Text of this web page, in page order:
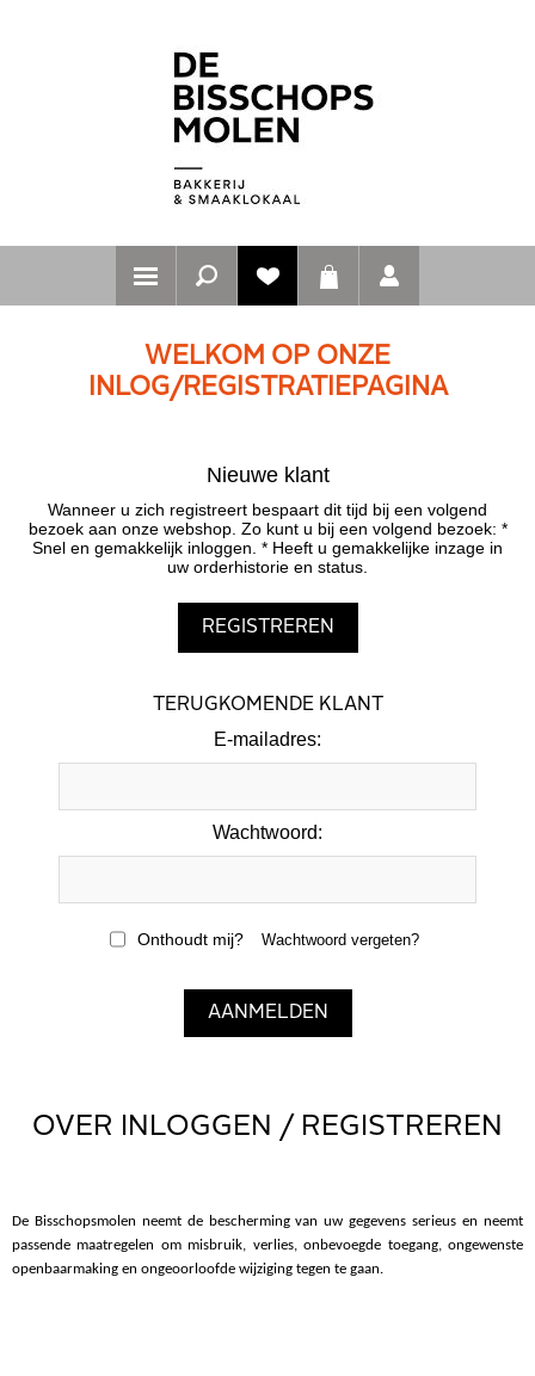
WELKOM OP ONZE
INLOG/REGISTRATIEPAGINA
Nieuwe klant
Wanneer u zich registreert bespaart dit tijd bij een volgend
bezoek aan onze webshop. Zo kunt u bij een volgend bezoek: *
Snel en gemakkelijk inloggen. * Heeft u gemakkelijke inzage in
uw orderhistorie en status.
TERUGKOMENDE KLANT
E-mailadres:
Wachtwoord:
Onthoudt mij? Wachtwoord vergeten?
OVER INLOGGEN / REGISTREREN
De Bisschopsmolen neemt de bescherming van uw gegevens serieus en neemt
passende maatregelen om misbruik, verlies, onbevoegde toegang, ongewenste
openbaarmaking en ongeoorloofde wijziging tegen te gaan.